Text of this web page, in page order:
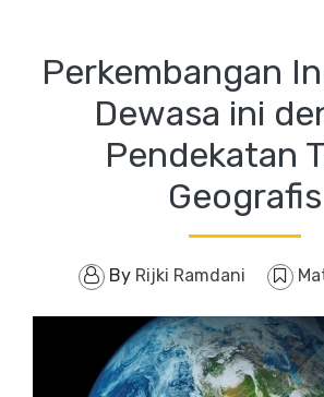
Perkembangan
Dewasa ini
Pendekatan
Geografis
By Rijki Ramdani